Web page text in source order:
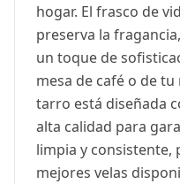
hogar. El frasco de
preserva la
un toque de
mesa de café o de tu
tarro está diseñada
alta calidad para
limpia y consistente,
mejores velas